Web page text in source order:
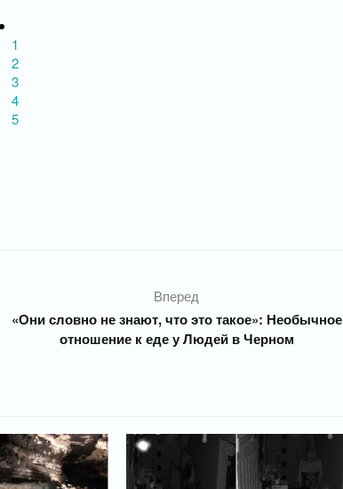
1
2
3
4
5
Вперед
«Они словно не знают, что это такое»: Необычное
отношение к еде у Людей в Черном